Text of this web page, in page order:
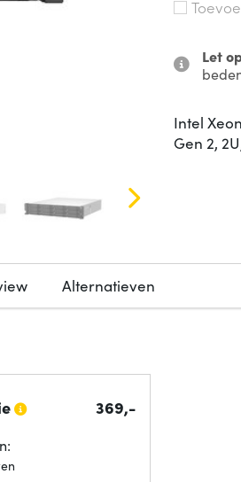
Let
Intel
Gen 2,
Alternatieven
369,-